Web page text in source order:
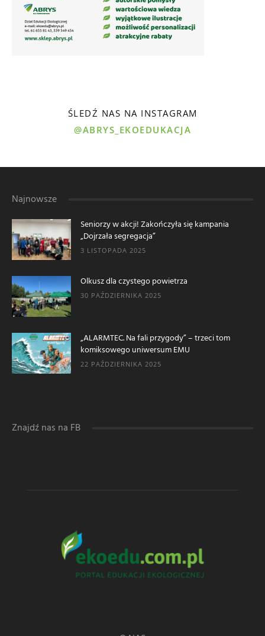
ŚLEDŹ NAS NA INSTAGRAM
@ABRYS_EKOEDUKACJA
Najnowsze
Seniorzy w akcji! Zakończyła się kampania
„Dojrzała segregacja”
3 LISTOPADA 2025
Olkusz dla czystego powietrza
30 PAŹDZIERNIKA 2025
„ALARMTEC. Na fali przygody” – trzeci tom
komiksowego uniwersum EMU
22 PAŹDZIERNIKA 2025
Znajdź nas na FB